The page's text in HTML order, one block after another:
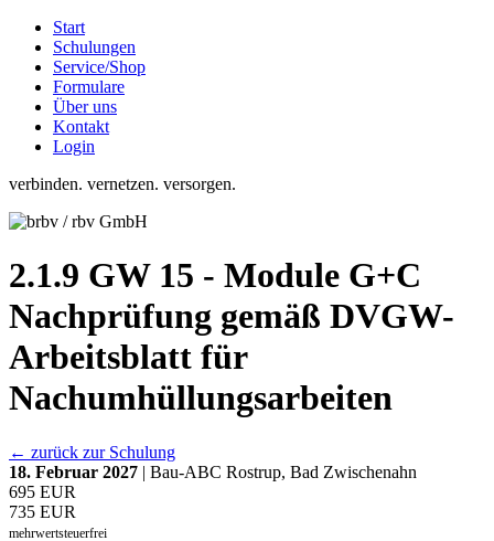
Start
Schulungen
Service/Shop
Formulare
Über uns
Kontakt
Login
verbinden. vernetzen. versorgen.
2.1.9 GW 15 - Module G+C
Nachprüfung gemäß DVGW-
Arbeitsblatt für
Nachumhüllungsarbeiten
← zurück zur Schulung
18. Februar 2027 | Bau-ABC Rostrup, Bad Zwischenahn
695 EUR
735 EUR
mehrwertsteuerfrei